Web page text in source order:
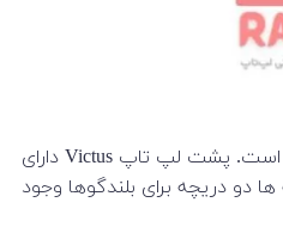
این لپ تاپ دارای شاسی ساده با آرم V شکل بزرگ، برجسته و بازتابنده(براق) در وسط درب لپ تاپ است. در زیر آن، در بین لولاها، عبارت Victus با رنگ سفید درج شده است. پشت لپ تاپ Victus دارای
دو دریچه برای بلندگوها وجود